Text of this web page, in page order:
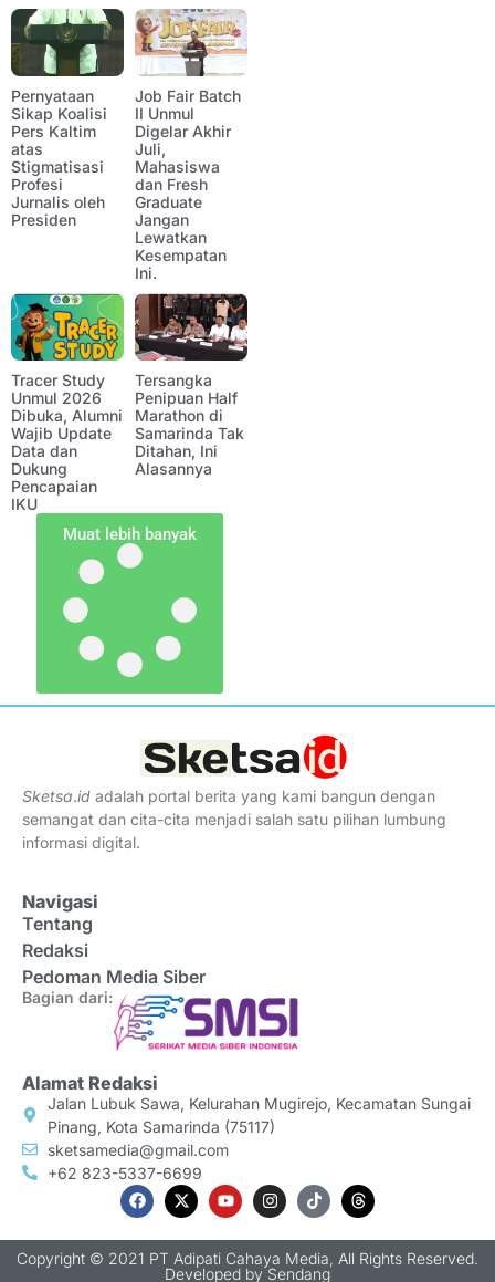
Pernyataan
Sikap Koalisi
Pers Kaltim
atas
Stigmatisasi
Profesi
Jurnalis oleh
Presiden
Job Fair Batch
II Unmul
Digelar Akhir
Juli,
Mahasiswa
dan Fresh
Graduate
Jangan
Lewatkan
Kesempatan
Ini.
Tracer Study
Unmul 2026
Dibuka, Alumni
Wajib Update
Data dan
Dukung
Pencapaian
IKU
Tersangka
Penipuan Half
Marathon di
Samarinda Tak
Ditahan, Ini
Alasannya
Muat lebih banyak
Sketsa.id adalah portal berita yang kami bangun dengan
semangat dan cita-cita menjadi salah satu pilihan lumbung
informasi digital.
Navigasi
Tentang
Redaksi
Pedoman Media Siber
Bagian dari:
Alamat Redaksi
Jalan Lubuk Sawa, Kelurahan Mugirejo, Kecamatan Sungai
Pinang, Kota Samarinda (75117)
sketsamedia@gmail.com
+62 823-5337-6699
Copyright © 2021 PT Adipati Cahaya Media, All Rights Reserved.
Developed bySendang